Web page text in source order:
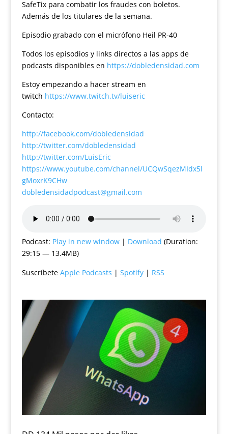
SafeTix para combatir los fraudes con boletos.
Además de los titulares de la semana.
Episodio grabado con el micrófono Heil PR-40
Todos los episodios y links directos a las apps de
podcasts disponibles en https://dobledensidad.com
Estoy empezando a hacer stream en
twitch https://www.twitch.tv/luiseric
Contacto:
http://facebook.com/dobledensidad
http://twitter.com/dobledensidad
http://twitter.com/LuisEric
https://www.youtube.com/channel/UCQwSqezMIdx5l
gMoxrK9CHw
dobledensidadpodcast@gmail.com
Podcast: Play in new window| Download (Duration:
29:15 — 13.4MB)
Suscríbete Apple Podcasts | Spotify| RSS